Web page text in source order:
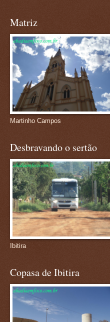
Matriz
Martinho Campos
Desbravando o sertão
Ibitira
Copasa de Ibitira